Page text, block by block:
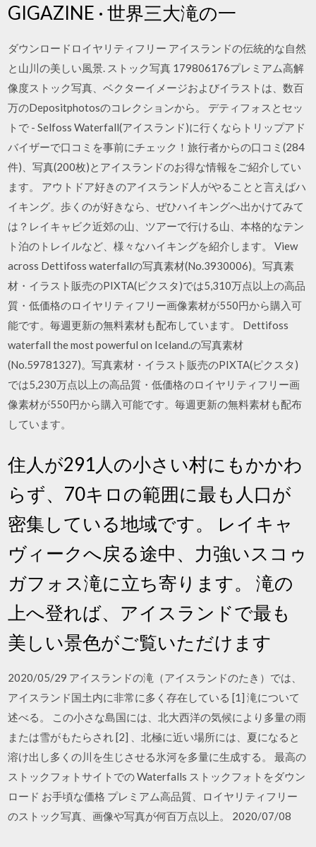
GIGAZINE · 世界三大滝の一
ダウンロードロイヤリティフリー アイスランドの伝統的な自然
と山川の美しい風景. ストック写真 179806176プレミアム高解
像度ストック写真、ベクターイメージおよびイラストは、数百
万のDepositphotosのコレクションから。 デティフォスとセッ
トで - Selfoss Waterfall(アイスランド)に行くならトリップアド
バイザーで口コミを事前にチェック！旅行者からの口コミ(284
件)、写真(200枚)とアイスランドのお得な情報をご紹介してい
ます。 アウトドア好きのアイスランド人がやることと言えばハ
イキング。歩くのが好きなら、ぜひハイキングへ出かけてみて
は？レイキャビク近郊の山、ツアーで行ける山、本格的なテン
ト泊のトレイルなど、様々なハイキングを紹介します。 View
across Dettifoss waterfallの写真素材(No.3930006)。写真素
材・イラスト販売のPIXTA(ピクスタ)では5,310万点以上の高品
質・低価格のロイヤリティフリー画像素材が550円から購入可
能です。毎週更新の無料素材も配布しています。 Dettifoss
waterfall the most powerful on Iceland.の写真素材
(No.59781327)。写真素材・イラスト販売のPIXTA(ピクスタ)
では5,230万点以上の高品質・低価格のロイヤリティフリー画
像素材が550円から購入可能です。毎週更新の無料素材も配布
しています。
住人が291人の小さい村にもかかわ
らず、70キロの範囲に最も人口が
密集している地域です。 レイキャ
ヴィークへ戻る途中、力強いスコゥ
ガフォス滝に立ち寄ります。 滝の
上へ登れば、アイスランドで最も
美しい景色がご覧いただけます
2020/05/29 アイスランドの滝（アイスランドのたき）では、
アイスランド国土内に非常に多く存在している [1] 滝について
述べる。 この小さな島国には、北大西洋の気候により多量の雨
または雪がもたらされ [2] 、北極に近い場所には、夏になると
溶け出し多くの川を生じさせる氷河を多量に生成する。 最高の
ストックフォトサイトでの Waterfalls ストックフォトをダウン
ロード お手頃な価格 プレミアム高品質、ロイヤリティフリー
のストック写真、画像や写真が何百万点以上。 2020/07/08